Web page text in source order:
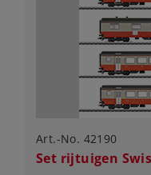
Art.-No. 42190
Set rijtuigen